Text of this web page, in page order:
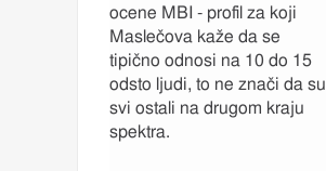
ocene MBI - profil za koji
Maslečova kaže da se
tipično odnosi na 10 do 15
odsto ljudi, to ne znači da su
svi ostali na drugom kraju
spektra.